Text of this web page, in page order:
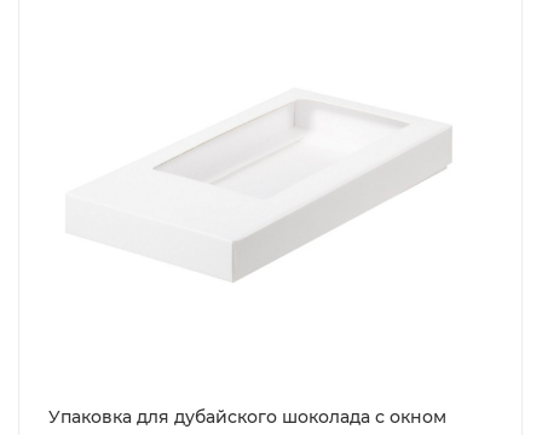
Упаковка для дубайского шоколада с окном